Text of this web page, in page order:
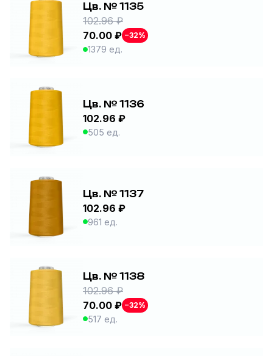
Цв. № 1135
102.96 ₽
70.00 ₽ −32%
1379 ед.
Цв. № 1136
102.96 ₽
505 ед.
Цв. № 1137
102.96 ₽
961 ед.
Цв. № 1138
102.96 ₽
70.00 ₽ −32%
517 ед.